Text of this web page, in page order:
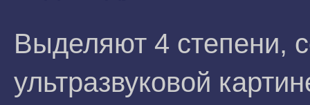
Выделяют 4 степени,
ультразвуковой